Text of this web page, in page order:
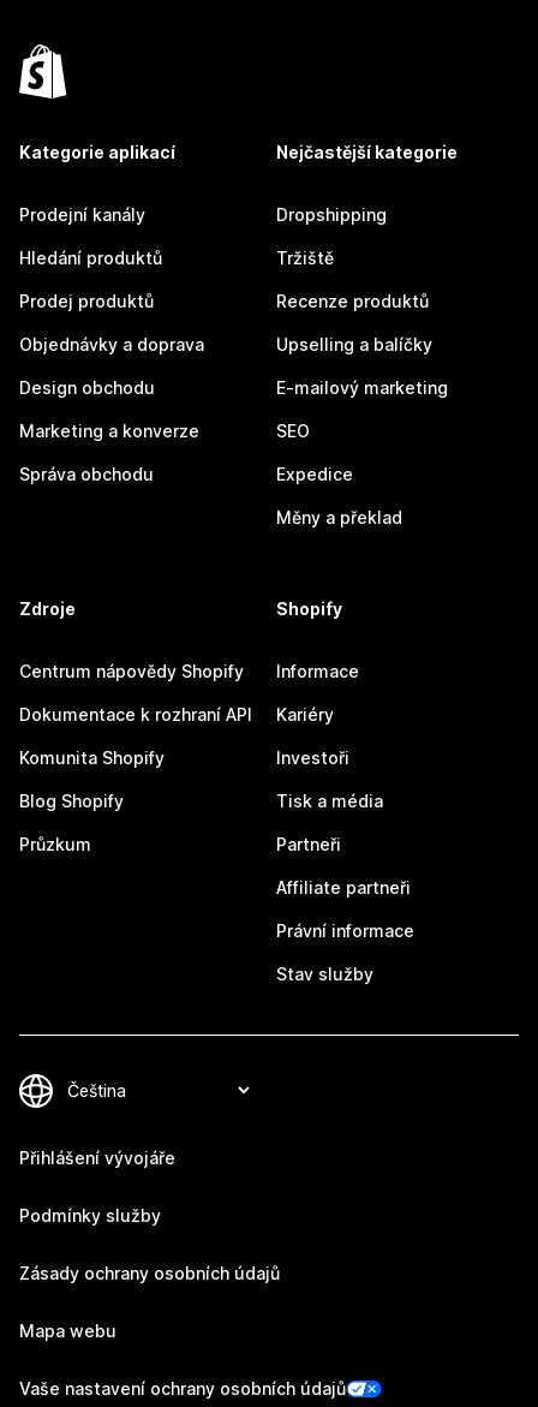
Kategorie aplikací
Prodejní kanály
Hledání produktů
Prodej produktů
Objednávky a doprava
Design obchodu
Marketing a konverze
Správa obchodu
Nejčastější kategorie
Dropshipping
Tržiště
Recenze produktů
Upselling a balíčky
E-mailový marketing
SEO
Expedice
Měny a překlad
Zdroje
Centrum nápovědy Shopify
Dokumentace k rozhraní API
Komunita Shopify
Blog Shopify
Průzkum
Shopify
Informace
Kariéry
Investoři
Tisk a média
Partneři
Affiliate partneři
Právní informace
Stav služby
Přihlášení vývojáře
Podmínky služby
Zásady ochrany osobních údajů
Mapa webu
Vaše nastavení ochrany osobních údajů